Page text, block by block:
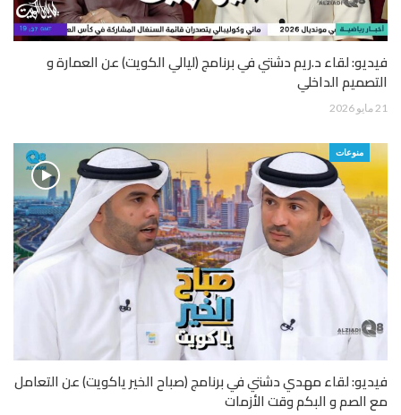
فيديو: لقاء د.ريم دشتي في برنامج (ليالي الكويت) عن العمارة و
التصميم الداخلي
21 مايو 2026
منوعات
فيديو: لقاء مهدي دشتي في برنامج (صباح الخير ياكويت) عن التعامل
مع الصم و البكم وقت الأزمات